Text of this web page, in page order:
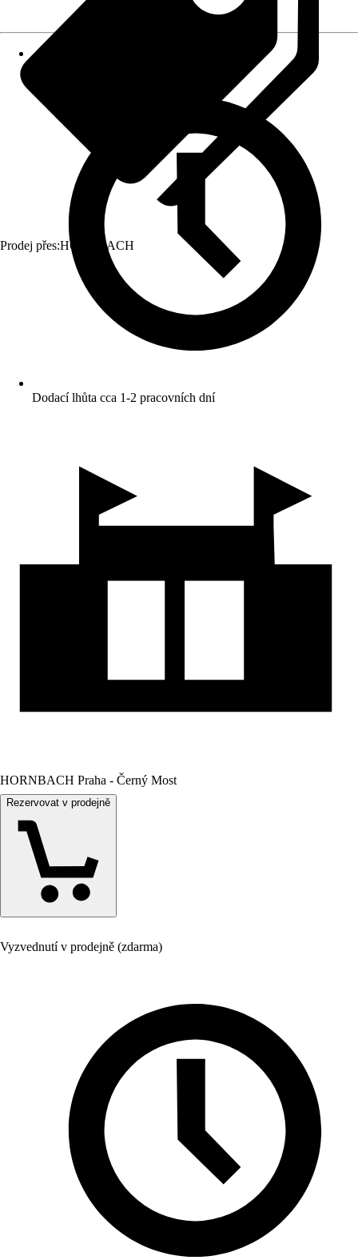
Prodej přes:HORNBACH
Dodací lhůta cca 1-2 pracovních dní
HORNBACH Praha - Černý Most
Rezervovat v prodejně
Vyzvednutí v prodejně (zdarma)